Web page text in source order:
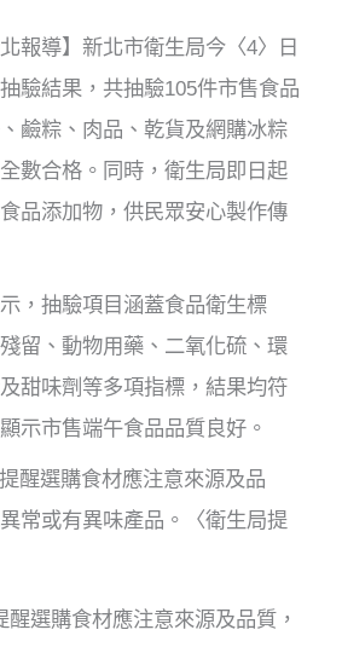
報導】新北市衛生局今〈4〉日
驗結果，共抽驗105件市售食品
鹼粽、肉品、乾貨及網購冰粽
數合格。同時，衛生局即日起
品添加物，供民眾安心製作傳
，抽驗項目涵蓋食品衛生標
留、動物用藥、二氧化硫、環
甜味劑等多項指標，結果均符
示市售端午食品品質良好。
醒選購食材應注意來源及品質，